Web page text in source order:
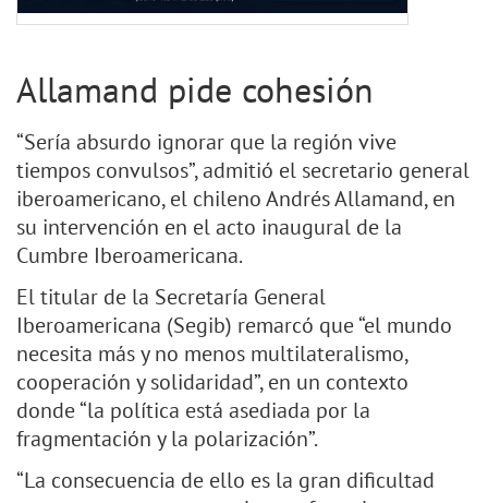
Allamand pide cohesión
“Sería absurdo ignorar que la región vive
tiempos convulsos”, admitió el secretario general
iberoamericano, el chileno Andrés Allamand, en
su intervención en el acto inaugural de la
Cumbre Iberoamericana.
El titular de la Secretaría General
Iberoamericana (Segib) remarcó que “el mundo
necesita más y no menos multilateralismo,
cooperación y solidaridad”, en un contexto
donde “la política está asediada por la
fragmentación y la polarización”.
“La consecuencia de ello es la gran dificultad